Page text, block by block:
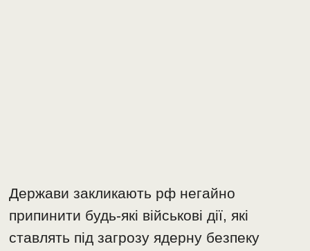
Держави закликають рф негайно
припинити будь-які військові дії, які
ставлять під загрозу ядерну безпеку